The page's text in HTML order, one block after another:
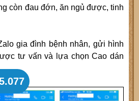
còn đau đớn, ăn ngủ được, tinh
gia đình bệnh nhân, gửi hình
tư vấn và lựa chọn Cao dán